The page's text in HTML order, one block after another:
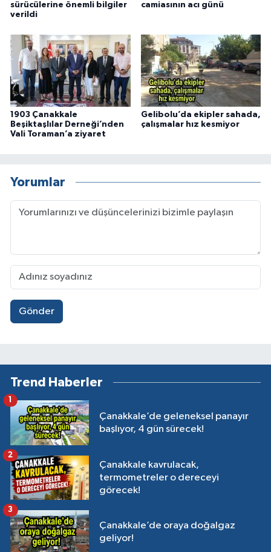
sürücülerine önemli bilgiler
verildi
camiasının acı günü
1903 Çanakkale
Beşiktaşlılar Derneği’nden
Vali Toraman’a ziyaret
Gelibolu’da ekipler sahada,
çalışmalar hız kesmiyor
Yorumlar
Gönder
Trend Haberler
Çanakkale’de geleneksel panayır
başlıyor, 4 gün sürecek!
Çanakkale kavrulacak,
termometreler o dereceyi
görecek!
2
Çanakkale’de oraya doğalgaz
geliyor!
3